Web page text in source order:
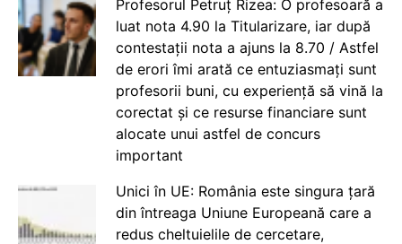
Profesorul Petruț Rizea: O profesoară a
luat nota 4.90 la Titularizare, iar după
contestații nota a ajuns la 8.70 / Astfel
de erori îmi arată ce entuziasmați sunt
profesorii buni, cu experiență să vină la
corectat și ce resurse financiare sunt
alocate unui astfel de concurs
important
Unici în UE: România este singura țară
din întreaga Uniune Europeană care a
redus cheltuielile de cercetare,